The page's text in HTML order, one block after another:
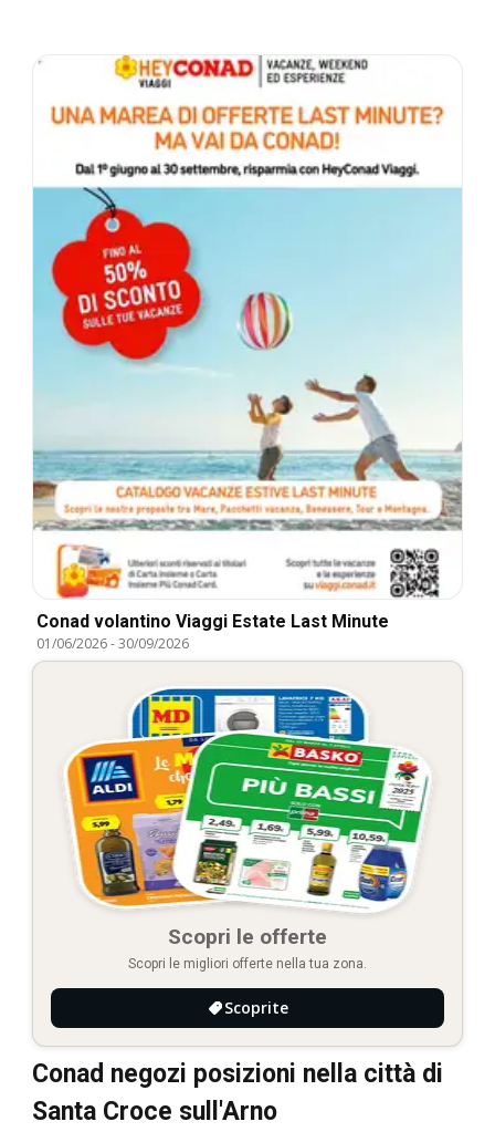
Conad volantino Viaggi Estate Last Minute
01/06/2026-30/09/2026
Scopri le offerte
Scopri le migliori offerte nella tua zona.
Scoprite
Conad negozi posizioni nella città di
Santa Croce sull'Arno